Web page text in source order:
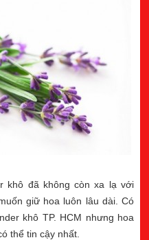
khô đã không còn xa lạ với
giữ hoa luôn lâu dài. Có
khô TP. HCM nhưng hoa
thể tin cậy nhất.